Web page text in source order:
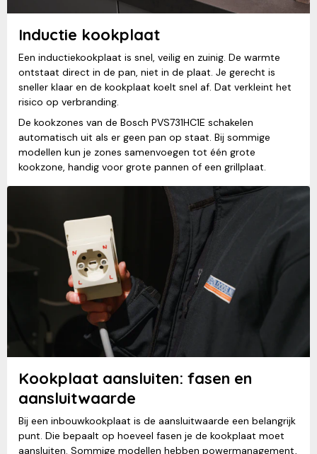
Inductie kookplaat
Een inductiekookplaat is snel, veilig en zuinig. De warmte
ontstaat direct in de pan, niet in de plaat. Je gerecht is
sneller klaar en de kookplaat koelt snel af. Dat verkleint het
risico op verbranding.
De kookzones van de Bosch PVS731HC1E schakelen
automatisch uit als er geen pan op staat. Bij sommige
modellen kun je zones samenvoegen tot één grote
kookzone, handig voor grote pannen of een grillplaat.
Kookplaat aansluiten: fasen en
aansluitwaarde
Bij een inbouwkookplaat is de aansluitwaarde een belangrijk
punt. Die bepaalt op hoeveel fasen je de kookplaat moet
aansluiten. Sommige modellen hebben powermanagement,